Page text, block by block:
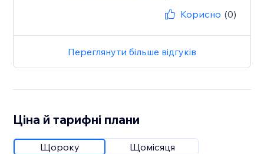
Корисно (0)
Переглянути більше відгуків
Ціна й тарифні плани
Щороку Щомісяця